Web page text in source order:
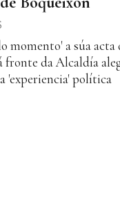
momento' a súa acta
fronte da Alcaldía
'experiencia' política